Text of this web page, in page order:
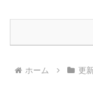
ホーム 更